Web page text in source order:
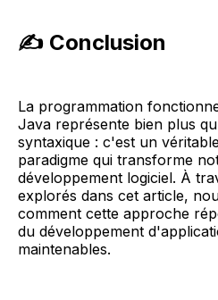
✍️ Conclusion
La programmation
Java représente bien plus
syntaxique : c'est un
paradigme qui transforme
développement logiciel. À
explorés dans cet article,
comment cette approche
du développement
maintenables.